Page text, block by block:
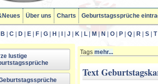
Über uns Charts Geburtstagssprüche
B C D E F G H J K L M N O P Q R S T|
lustige
Tags mehr...
Text